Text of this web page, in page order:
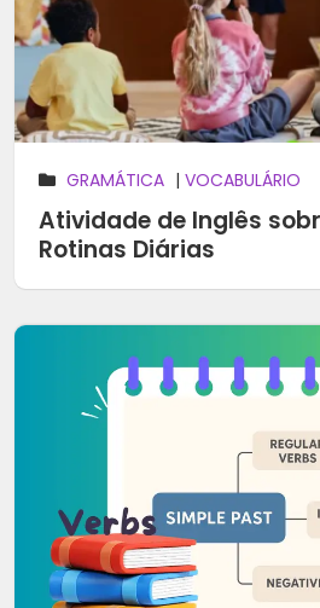
GRAMÁTICA | VOCABULÁRIO
Atividade de Inglês
Rotinas Diárias